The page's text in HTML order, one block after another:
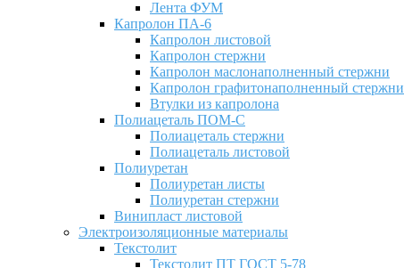
Лента ФУМ
Капролон ПА-6
Капролон листовой
Капролон стержни
Капролон маслонаполненный стержни
Капролон графитонаполненный стержни
Втулки из капролона
Полиацеталь ПОМ-С
Полиацеталь стержни
Полиацеталь листовой
Полиуретан
Полиуретан листы
Полиуретан стержни
Винипласт листовой
Электроизоляционные материалы
Текстолит
Текстолит ПТ ГОСТ 5-78